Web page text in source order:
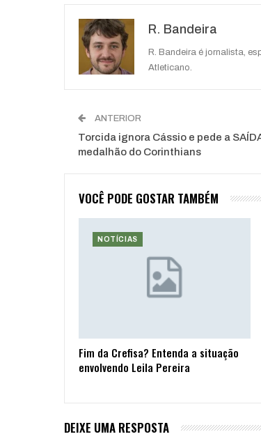
R. Bandeira
R. Bandeira é jornalista,
Atleticano.
ANTERIOR
Torcida ignora Cássio e pede a
medalhão do Corinthians
VOCÊ PODE GOSTAR TAMBÉM
NOTÍCIAS
Fim da Crefisa? Entenda a situação
envolvendo Leila Pereira
DEIXE UMA RESPOSTA